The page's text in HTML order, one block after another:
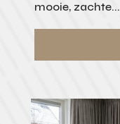
mooie, zachte...